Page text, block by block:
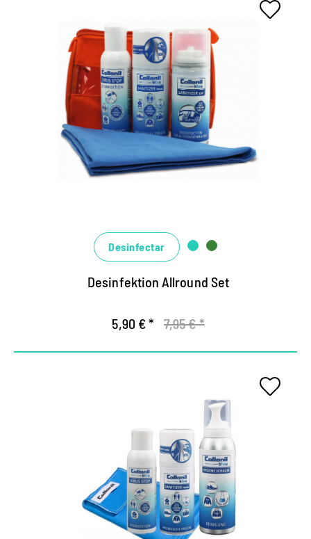
El conjunto de higiene de
Collonil Bleu.
Protegido por todas partes con los expertos en
higiene que actúan solos y actuan efectivamente
en equipo.
El spray desinfectante Home desinfecta
superficies sólidas y resistentes al alcohol.
Desinfectar
Desinfektion Allround Set
5,90 € * 7,95 € *
Concepto de 360 ​​grados para
la higiene y la limpieza.
Conjunto universal para protección e higiene.
Desinfección y limpieza altamente efectivos.